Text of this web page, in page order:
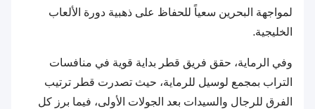
لمواجهة البحرين سعياً للحفاظ على ذهبية دورة الألعاب
الخليجية.
وفي الرماية، حقق فريق قطر بداية قوية في منافسات
التراب بمجمع لوسيل للرماية، حيث تصدرت قطر ترتيب
الفرق للرجال والسيدات بعد الجولات الأولى، فيما برز كل